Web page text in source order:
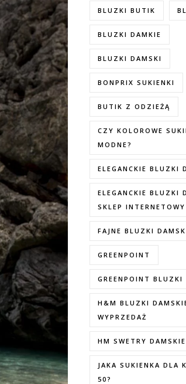
BLUZKI BUTIK
BLUZKI DAMKIE
BLUZKI DAMSKI
BONPRIX SUKIENKI
BUTIK Z ODZIEŻĄ
CZY KOLOROWE
MODNE?
ELEGANCKIE BLUZKI
ELEGANCKIE BLUZKI
SKLEP INTERNETOWY
FAJNE BLUZKI
GREENPOINT
GREENPOINT BLUZKI
H&M BLUZKI
WYPRZEDAŻ
HM SWETRY DAMSKIE
JAKA SUKIENKA DLA
50?